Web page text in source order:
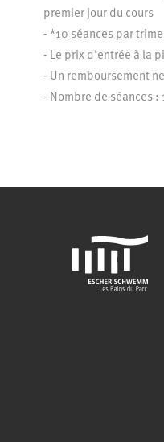
premier jour du cours
- *10 séances par
- Le prix d'entrée à la
- Un remboursement
- Nombre de séances :